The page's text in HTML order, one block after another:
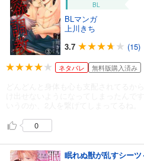
BL
BLマンガ
上川きち
3.7
(15)
ネタバレ 無料版購入済み
0
眠れぬ獣が乱すシー